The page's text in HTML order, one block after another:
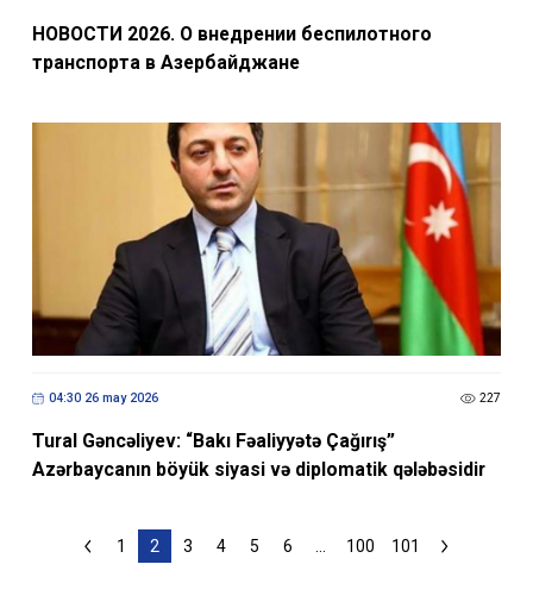
НОВОСТИ 2026. О внедрении беспилотного
транспорта в Азербайджане
04:30 26 may 2026 227
Tural Gəncəliyev: “Bakı Fəaliyyətə Çağırış”
Azərbaycanın böyük siyasi və diplomatik qələbəsidir
1 2 3 4 5 6 ... 100 101